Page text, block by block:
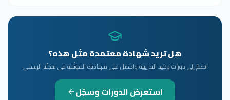
هل تريد شهادة معتمدة مثل هذه؟
انضمّ إلى دورات وكيد التدريبية واحصل على شهادتك الموثّقة في سجلّنا الرسمي
استعرض الدورات وسجّل